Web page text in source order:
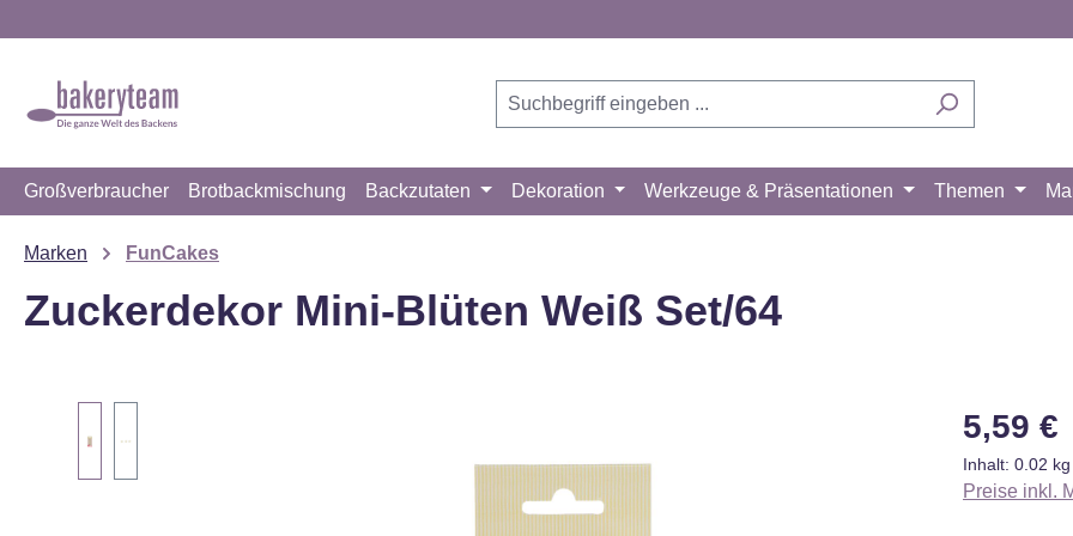
Großverbraucher Brotbackmischung Backzutaten Dekoration Werkzeuge & Präsentationen Themen
Marken FunCakes
Zuckerdekor Mini-Blüten Weiß Set/64
Regulärer
5,59 €
Inhalt: 0.02 kg
Preise inkl.